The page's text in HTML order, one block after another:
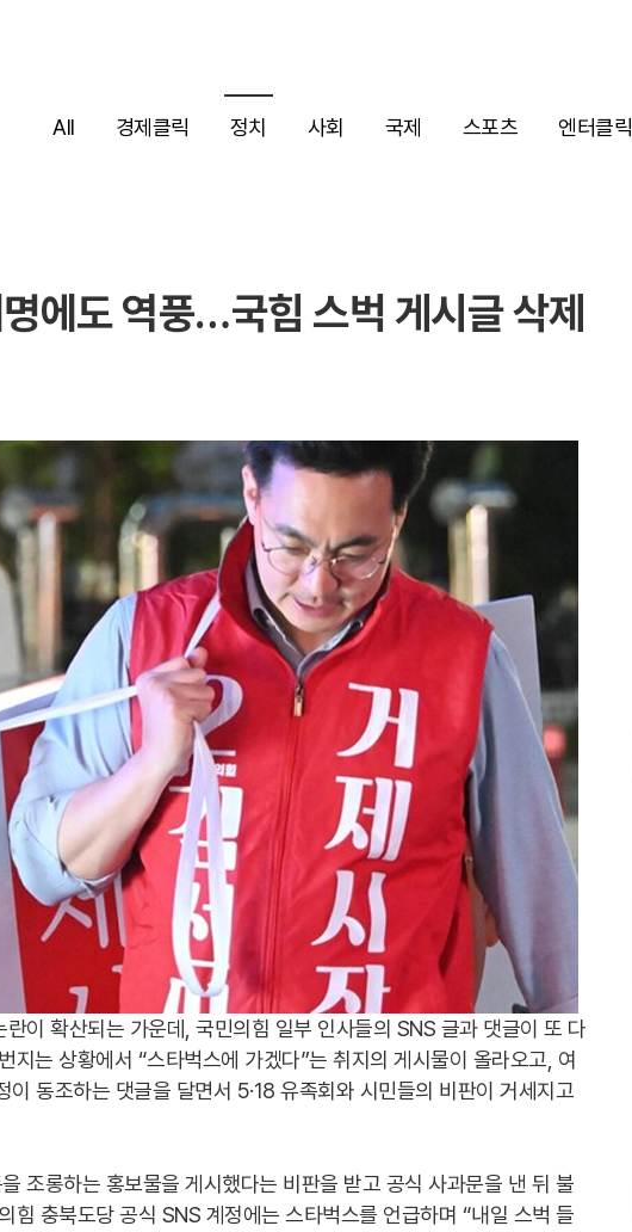
All 경제클릭 정치 사회 국제 스포츠 엔터클릭
에도 역풍…국힘 스벅 게시글 삭제
이 확산되는 가운데, 국민의힘 일부 인사들의 SNS 글과 댓글이 또 다
지는 상황에서 “스타벅스에 가겠다”는 취지의 게시물이 올라오고, 여
이 동조하는 댓글을 달면서 5·18 유족회와 시민들의 비판이 거세지고
조롱하는 홍보물을 게시했다는 비판을 받고 공식 사과문을 낸 뒤 불
힘 충북도당 공식 SNS 계정에는 스타벅스를 언급하며 “내일 스벅 들